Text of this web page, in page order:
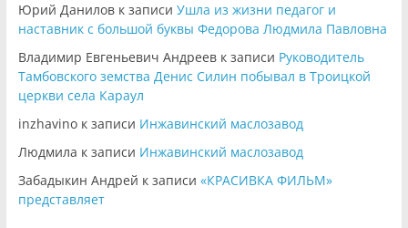
Юрий Даниловк записи Ушла из жизни педагог и
наставник с большой буквы Федорова Людмила Павловна
Владимир Евгеньевич Андреевк записи Руководитель
Тамбовского земства Денис Силин побывал в Троицкой
церкви села Караул
inzhavinoк записи Инжавинский маслозавод
Людмила к записи Инжавинский маслозавод
Забадыкин Андрей к записи «КРАСИВКА ФИЛЬМ»
представляет